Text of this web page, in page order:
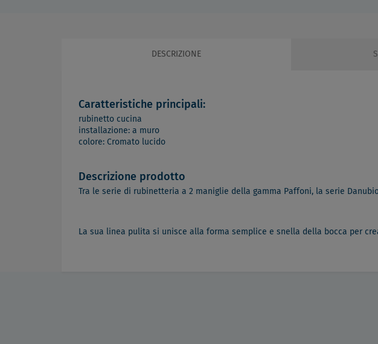
DESCRIZIONE
Caratteristiche principali:
rubinetto cucina
installazione: a muro
colore: Cromato lucido
Descrizione prodotto
Tra le serie di rubinetteria a 2 maniglie della gamma Paffoni, la serie
La sua linea pulita si unisce alla forma semplice e snella della bocca per